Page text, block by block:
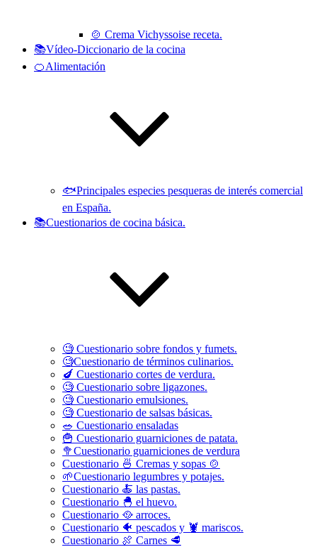
🍲 Crema Vichyssoise receta.
📚Vídeo-Diccionario de la cocina
🍊Alimentación
🐟Principales especies pesqueras de interés comercial
en España.
📚Cuestionarios de cocina básica.
🧐 Cuestionario sobre fondos y fumets.
🧐Cuestionario de términos culinarios.
🍆 Cuestionario cortes de verdura.
🧐 Cuestionario sobre ligazones.
🧐 Cuestionario emulsiones.
🧐 Cuestionario de salsas básicas.
🥗 Cuestionario ensaladas
🍟 Cuestionario guarniciones de patata.
🥦Cuestionario guarniciones de verdura
Cuestionario 🍜 Cremas y sopas 🍲
🌱Cuestionario legumbres y potajes.
Cuestionario 🍝 las pastas.
Cuestionario 🐣 el huevo.
Cuestionario 🥘 arroces.
Cuestionario 🐠 pescados y 🦞 mariscos.
Cuestionario 🍖 Carnes 🥩